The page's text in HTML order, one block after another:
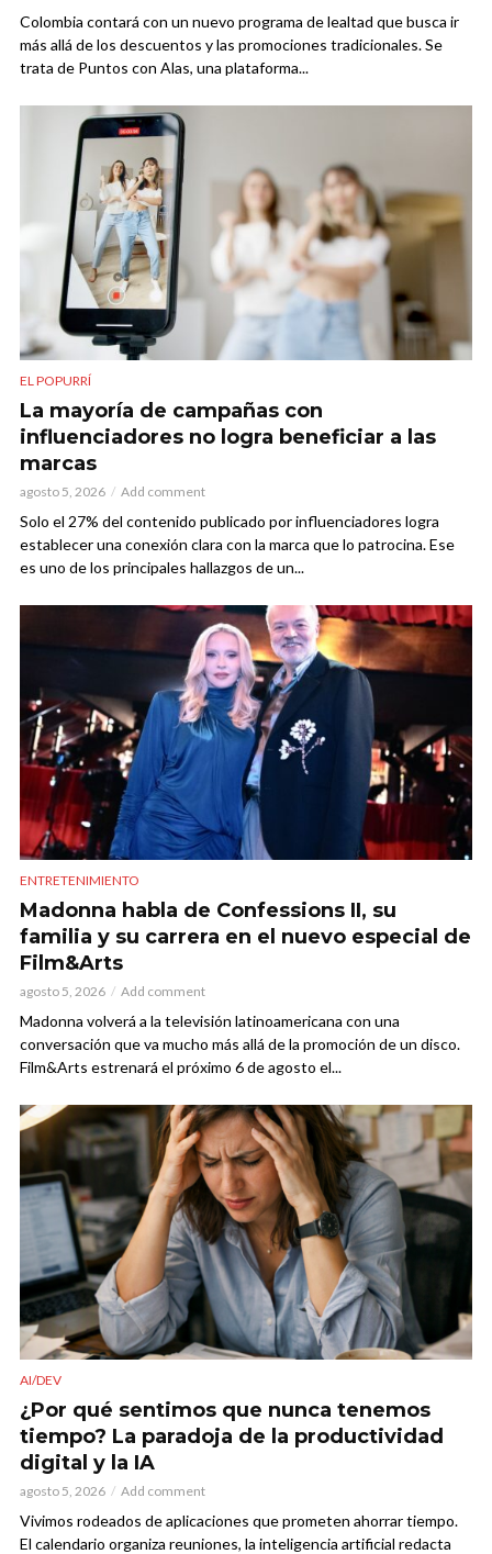
Colombia contará con un nuevo programa de lealtad que busca ir
más allá de los descuentos y las promociones tradicionales. Se
trata de Puntos con Alas, una plataforma...
EL POPURRÍ
La mayoría de campañas con
influenciadores no logra beneficiar a las
marcas
agosto 5, 2026 Add comment
Solo el 27% del contenido publicado por influenciadores logra
establecer una conexión clara con la marca que lo patrocina. Ese
es uno de los principales hallazgos de un...
ENTRETENIMIENTO
Madonna habla de Confessions II, su
familia y su carrera en el nuevo especial de
Film&Arts
agosto 5, 2026 Add comment
Madonna volverá a la televisión latinoamericana con una
conversación que va mucho más allá de la promoción de un disco.
Film&Arts estrenará el próximo 6 de agosto el...
AI/DEV
¿Por qué sentimos que nunca tenemos
tiempo? La paradoja de la productividad
digital y la IA
agosto 5, 2026 Add comment
Vivimos rodeados de aplicaciones que prometen ahorrar tiempo.
El calendario organiza reuniones, la inteligencia artificial redacta